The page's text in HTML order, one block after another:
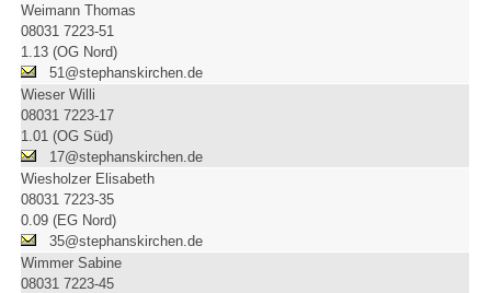
Weimann Thomas
08031 7223-51
1.13 (OG Nord)
51@stephanskirchen.de
Wieser Willi
08031 7223-17
1.01 (OG Süd)
17@stephanskirchen.de
Wiesholzer Elisabeth
08031 7223-35
0.09 (EG Nord)
35@stephanskirchen.de
Wimmer Sabine
08031 7223-45